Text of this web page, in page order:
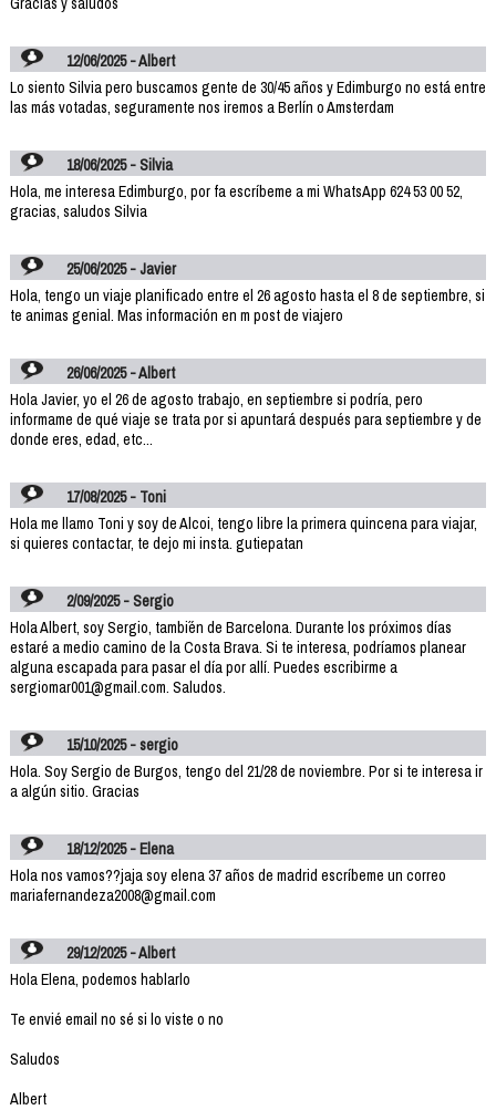
12/06/2025 - Albert
Lo siento Silvia pero buscamos gente de 30/45 años y Edimburgo no está entre
las más votadas, seguramente nos iremos a Berlín o Amsterdam
18/06/2025 - Silvia
Hola, me interesa Edimburgo, por fa escríbeme a mi WhatsApp 624 53 00 52,
gracias, saludos Silvia
25/06/2025 - Javier
Hola, tengo un viaje planificado entre el 26 agosto hasta el 8 de septiembre, si
te animas genial. Mas información en m post de viajero
26/06/2025 - Albert
Hola Javier, yo el 26 de agosto trabajo, en septiembre si podría, pero
informame de qué viaje se trata por si apuntará después para septiembre y de
donde eres, edad, etc...
17/08/2025 - Toni
Hola me llamo Toni y soy de Alcoi, tengo libre la primera quincena para viajar,
si quieres contactar, te dejo mi insta. gutiepatan
2/09/2025 - Sergio
Hola Albert, soy Sergio, tambi´én de Barcelona. Durante los próximos días
estaré a medio camino de la Costa Brava. Si te interesa, podríamos planear
alguna escapada para pasar el día por allí. Puedes escribirme a
sergiomar001@gmail.com. Saludos.
15/10/2025 - sergio
Hola. Soy Sergio de Burgos, tengo del 21/28 de noviembre. Por si te interesa ir
a algún sitio. Gracias
18/12/2025 - Elena
Hola nos vamos??jaja soy elena 37 años de madrid escríbeme un correo
mariafernandeza2008@gmail.com
29/12/2025 - Albert
Hola Elena, podemos hablarlo
Te envié email no sé si lo viste o no
Saludos
Albert